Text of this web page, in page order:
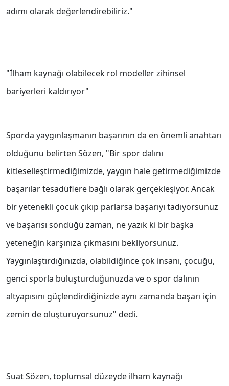
adımı olarak değerlendirebiliriz."
"İlham kaynağı olabilecek rol modeller zihinsel
bariyerleri kaldırıyor"
Sporda yaygınlaşmanın başarının da en önemli anahtarı
olduğunu belirten Sözen, "Bir spor dalını
kitleselleştirmediğimizde, yaygın hale getirmediğimizde
başarılar tesadüflere bağlı olarak gerçekleşiyor. Ancak
bir yetenekli çocuk çıkıp parlarsa başarıyı tadıyorsunuz
ve başarısı söndüğü zaman, ne yazık ki bir başka
yeteneğin karşınıza çıkmasını bekliyorsunuz.
Yaygınlaştırdığınızda, olabildiğince çok insanı, çocuğu,
genci sporla buluşturduğunuzda ve o spor dalının
altyapısını güçlendirdiğinizde aynı zamanda başarı için
zemin de oluşturuyorsunuz" dedi.
Suat Sözen, toplumsal düzeyde ilham kaynağı